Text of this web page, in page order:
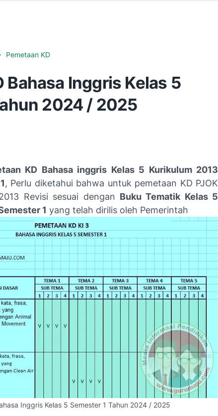
Pemetaan KD
Bahasa Inggris Kelas 5
2024 / 2025
KD Bahasa inggris Kelas 5 Kurikulum 2013
, Perlu diketahui bahwa untuk pemetaan KD PJOK
Revisi sesuai dengan Buku Tematik Kelas 5
1 yang telah dirilis oleh Pemerintah
Inggris Kelas 5 Semester 1 Tahun 2024 / 2025